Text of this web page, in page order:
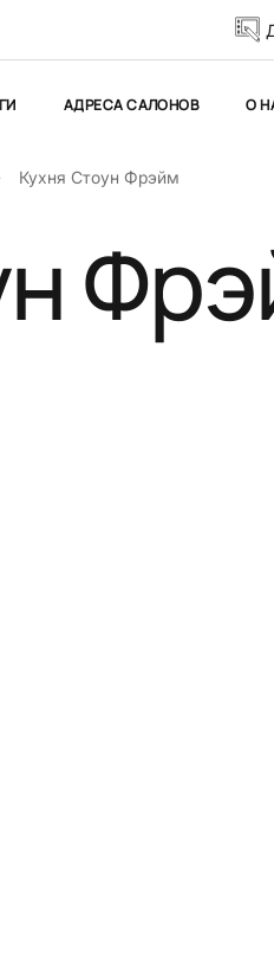
АДРЕСА САЛОНОВ О
Кухня Стоун Фрэйм